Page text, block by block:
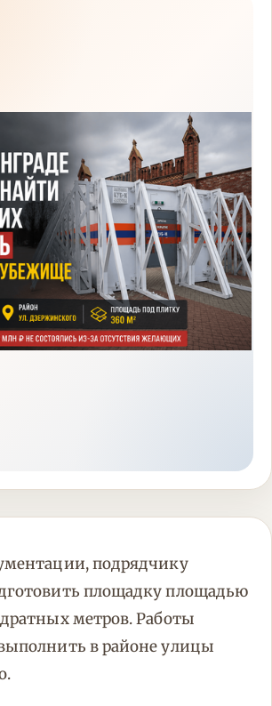
подрядчику
площадку площадью
метров. Работы
в районе улицы